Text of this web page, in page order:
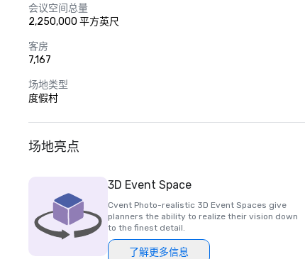
会议空间总量
2,250,000 平方英尺
客房
7,167
场地类型
度假村
场地亮点
3D Event Space
Cvent Photo-realistic 3D Event Spaces give
planners the ability to realize their vision down
to the finest detail.
了解更多信息